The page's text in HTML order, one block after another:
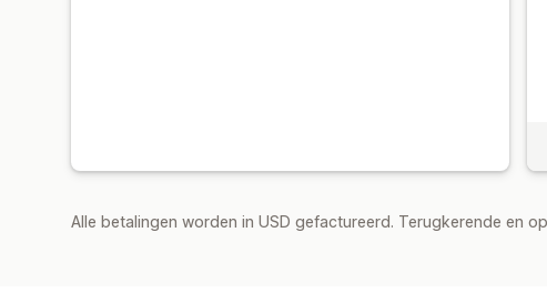
Alle betalingen worden in USD gefactureerd. Terugkerende en